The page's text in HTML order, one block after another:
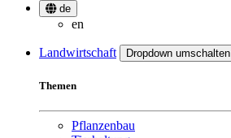
de
en
Landwirtschaft Dropdown umschalten
Themen
Pflanzenbau